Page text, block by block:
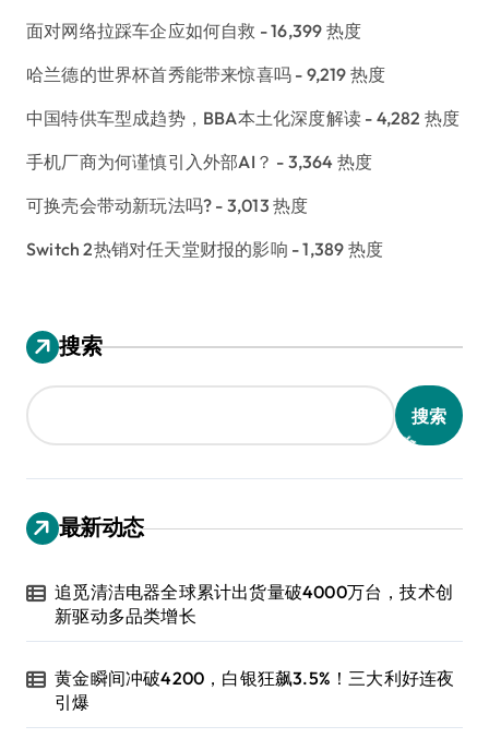
面对网络拉踩车企应如何自救 - 16,399 热度
哈兰德的世界杯首秀能带来惊喜吗 - 9,219 热度
中国特供车型成趋势，BBA本土化深度解读 - 4,282 热度
手机厂商为何谨慎引入外部AI？ - 3,364 热度
可换壳会带动新玩法吗? - 3,013 热度
Switch 2热销对任天堂财报的影响 - 1,389 热度
搜索
搜索
最新动态
追觅清洁电器全球累计出货量破4000万台，技术创
新驱动多品类增长
黄金瞬间冲破4200，白银狂飙3.5%！三大利好连夜
引爆